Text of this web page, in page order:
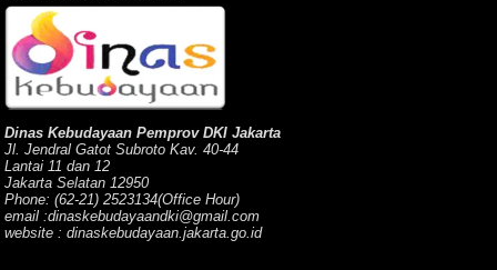
Dinas Kebudayaan Pemprov DKI Jakarta
Jl. Jendral Gatot Subroto Kav. 40-44
Lantai 11 dan 12
Jakarta Selatan 12950
Phone: (62-21) 2523134(Office Hour)
email :dinaskebudayaandki@gmail.com
website : dinaskebudayaan.jakarta.go.id